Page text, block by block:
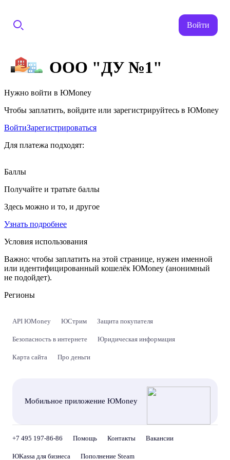
Войти
ООО "ДУ №1"
Нужно войти в ЮMoney
Чтобы заплатить, войдите или зарегистрируйтесь в ЮMoney
ВойтиЗарегистрироваться
Для платежа подходят:
Баллы
Получайте и тратьте баллы
Здесь можно и то, и другое
Узнать подробнее
Условия использования
Важно: чтобы заплатить на этой странице, нужен именной
или идентифицированный кошелёк ЮMoney (анонимный
не подойдет).
Регионы
API ЮMoney ЮСтрим Защита покупателя
Безопасность в интернете Юридическая информация
Карта сайта Про деньги
Мобильное приложение ЮMoney
+7 495 197-86-86 Помощь Контакты Вакансии
ЮKassa для бизнеса Пополнение Steam